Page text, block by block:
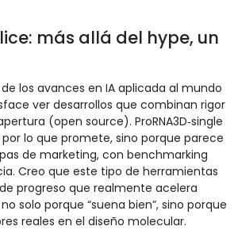
más allá del hype, un
los avances en IA aplicada al mundo
ver desarrollos que combinan rigor
(open source). ProRNA3D‑single
lo que promete, sino porque parece
de marketing, con benchmarking
Creo que este tipo de herramientas
progreso que realmente acelera
solo porque “suena bien”, sino porque
reales en el diseño molecular.